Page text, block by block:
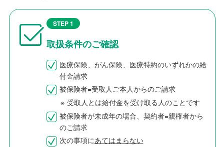
STEP 1
取扱条件のご確認
医療保険、がん保険、医療特約のいずれかの給
付金請求
被保険者=受取人ご本人からのご請求
※ 受取人とは給付金を受け取る人のことです
被保険者が未成年の場合、契約者=親権者から
のご請求
次の事項にあてはまらない